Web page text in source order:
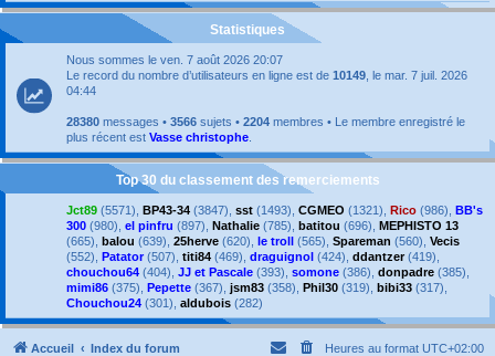
Statistiques
Nous sommes le ven. 7 août 2026 20:07
Le record du nombre d’utilisateurs en ligne est de 10149 , le mar. 7 juil. 2026
04:44
28380 messages • 3566 sujets • 2204 membres • Le membre enregistré le
plus récent est Vasse christophe
Top 30 du classement des remerciements
Jct89 (5571), BP43-34 (3847), sst (1493), CGMEO (1321), Rico (986), BB's
300 (980), el pinfru (897), Nathalie (785), batitou (696), MEPHISTO 13
(665), balou (639), 25herve (620), le troll (565), Spareman (560), Vecis
(552), Patator (507), titi84 (469), draguignol (424), ddantzer(419),
chouchou64 (404), JJ et Pascale (393), somone (386), donpadre (385),
mimi86 (375), Pepette (367), jsm83 (358), Phil30 (319), bibi33 (317),
Chouchou24 (301), aldubois (282)
Accueil Index du forum Heures au format UTC+02:00